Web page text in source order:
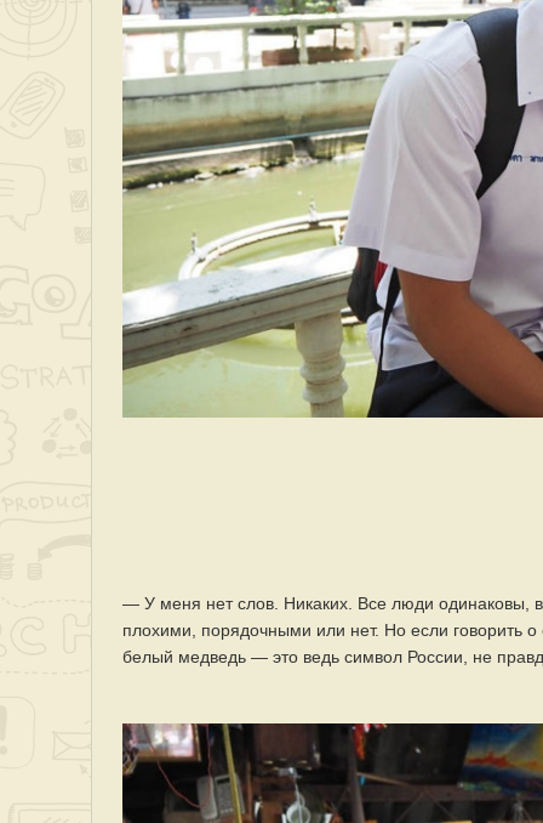
— У меня нет слов. Никаких. Все люди одинаковы,
плохими, порядочными или нет. Но если говорить
белый медведь — это ведь символ России, не